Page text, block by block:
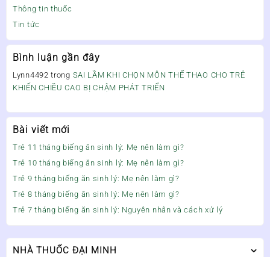
Thông tin thuốc
Tin tức
Bình luận gần đây
Lynn4492 trong SAI LẦM KHI CHỌN MÔN THỂ THAO CHO TRẺ
KHIẾN CHIỀU CAO BỊ CHẬM PHÁT TRIỂN
Bài viết mới
Trẻ 11 tháng biếng ăn sinh lý: Mẹ nên làm gì?
Trẻ 10 tháng biếng ăn sinh lý: Mẹ nên làm gì?
Trẻ 9 tháng biếng ăn sinh lý: Mẹ nên làm gì?
Trẻ 8 tháng biếng ăn sinh lý: Mẹ nên làm gì?
Trẻ 7 tháng biếng ăn sinh lý: Nguyên nhân và cách xử lý
NHÀ THUỐC ĐẠI MINH